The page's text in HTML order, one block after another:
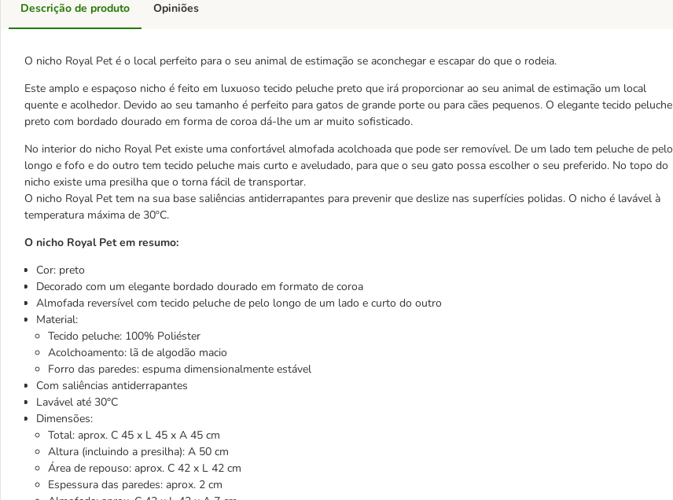
Descrição de produto
O nicho Royal Pet é o local perfeito para o seu animal de estimação se aconchegar e escapar do que o rodeia.
Este amplo e espaçoso nicho é feito em luxuoso tecido peluche preto que irá proporcionar ao seu animal de estimação um local
quente e acolhedor. Devido ao seu tamanho é perfeito para gatos de grande porte ou para cães pequenos. O elegante tecido peluche
preto com bordado dourado em forma de coroa dá-lhe um ar muito sofisticado.
No interior do nicho Royal Pet existe uma confortável almofada acolchoada que pode ser removível. De um lado tem peluche de pelo
longo e fofo e do outro tem tecido peluche mais curto e aveludado, para que o seu gato possa escolher o seu preferido. No topo do
nicho existe uma presilha que o torna fácil de transportar.
O nicho Royal Pet tem na sua base saliências antiderrapantes para prevenir que deslize nas superfícies polidas. O nicho é lavável à
temperatura máxima de 30ºC.
O nicho Royal Pet em resumo:
Cor: preto
Decorado com um elegante bordado dourado em formato de coroa
Almofada reversível com tecido peluche de pelo longo de um lado e curto do outro
Material:
Tecido peluche: 100% Poliéster
Acolchoamento: lã de algodão macio
Forro das paredes: espuma dimensionalmente estável
Com saliências antiderrapantes
Lavável até 30°C
Dimensões:
Total: aprox. C 45 x L 45 x A 45 cm
Altura (incluindo a presilha): A 50 cm
Área de repouso: aprox. C 42 x L 42 cm
Espessura das paredes: aprox. 2 cm
Opiniões